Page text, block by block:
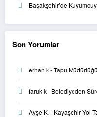
Başakşehir’de
Son Yorumlar
erhan k-Tapu
faruk k- Belediyeden
Ayşe K. - Kayaşehir Yol